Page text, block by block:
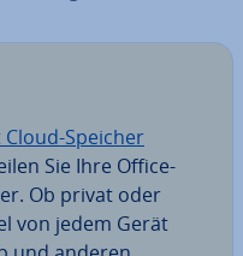
Speicher
Sie Ihre Office-
Ob privat oder
von jedem Gerät